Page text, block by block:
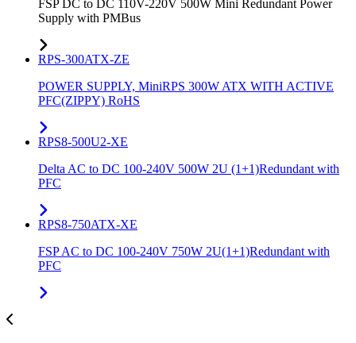
FSP DC to DC 110V-220V 500W Mini Redundant Power
Supply with PMBus
RPS-300ATX-ZE
POWER SUPPLY, MiniRPS 300W ATX WITH ACTIVE
PFC(ZIPPY) RoHS
RPS8-500U2-XE
Delta AC to DC 100-240V 500W 2U (1+1)Redundant with
PFC
RPS8-750ATX-XE
FSP AC to DC 100-240V 750W 2U(1+1)Redundant with
PFC